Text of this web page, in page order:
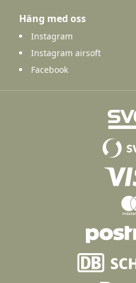
Häng med oss
Instagram
Instagram airsoft
Facebook